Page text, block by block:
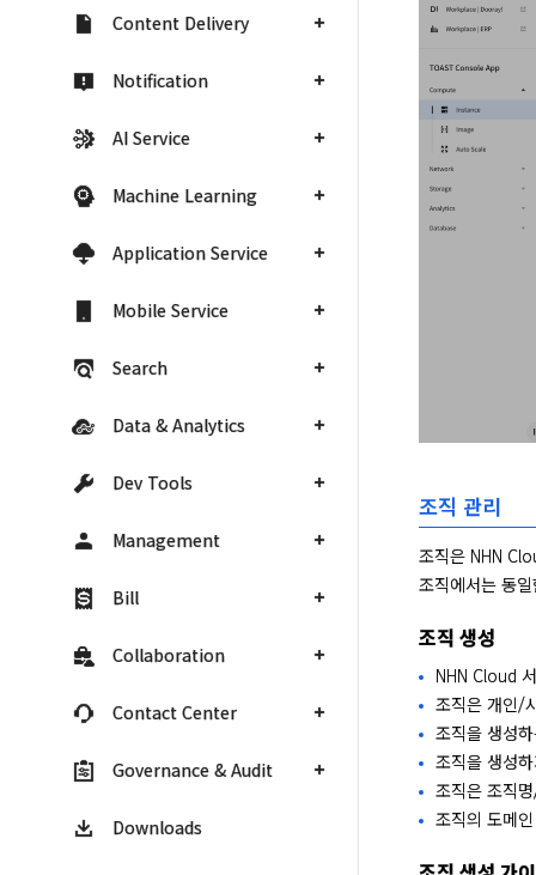
Content Delivery
Notification
AI Service
Machine Learning
Application Service
Mobile Service
Search
Data & Analytics
Dev Tools
Management
Bill
Collaboration
Contact Center
Governance & Audit
Downloads
조직 관리
조직은 NHN
조직에서는 동
조직 생성
NHN Cloud
조직은 개인/
조직을 생성
조직을 생성
조직은 조직
조직의 도메